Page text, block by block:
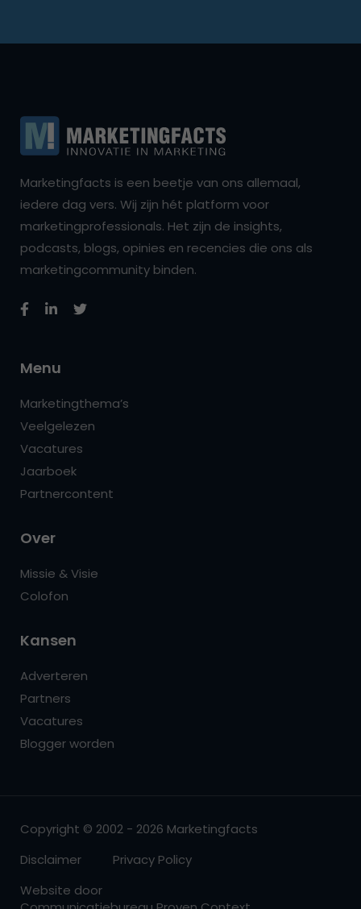
Marketingfacts is een beetje van ons allemaal,
iedere dag vers. Wij zijn hét platform voor
marketingprofessionals. Het zijn de insights,
podcasts, blogs, opinies en recencies die ons als
marketingcommunity binden.
Menu
Marketingthema’s
Veelgelezen
Vacatures
Jaarboek
Partnercontent
Over
Missie & Visie
Colofon
Kansen
Adverteren
Partners
Vacatures
Blogger worden
Copyright © 2002 - 2026 Marketingfacts
Disclaimer
Privacy Policy
Website door